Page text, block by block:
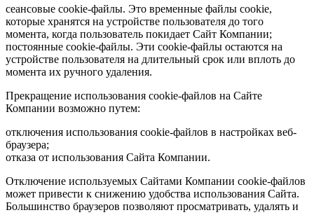
сеансовые cookie-файлы. Это временные файлы cookie,
которые хранятся на устройстве пользователя до того
момента, когда пользователь покидает Сайт Компании;
постоянные cookie-файлы. Эти cookie-файлы остаются на
устройстве пользователя на длительный срок или вплоть до
момента их ручного удаления.
Прекращение использования cookie-файлов на Сайте
Компании возможно путем:
отключения использования cookie-файлов в настройках веб-
браузера;
отказа от использования Сайта Компании.
Отключение используемых Сайтами Компании cookie-файлов
может привести к снижению удобства использования Сайта.
Большинство браузеров позволяют просматривать, удалять и